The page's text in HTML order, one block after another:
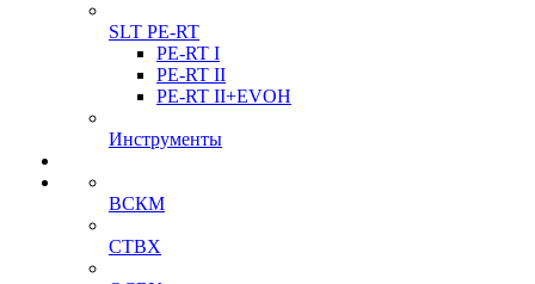
SLT PE-RT
PE-RT I
PE-RT II
PE-RT II+EVOH
Инструменты
ВСКМ
СТВХ